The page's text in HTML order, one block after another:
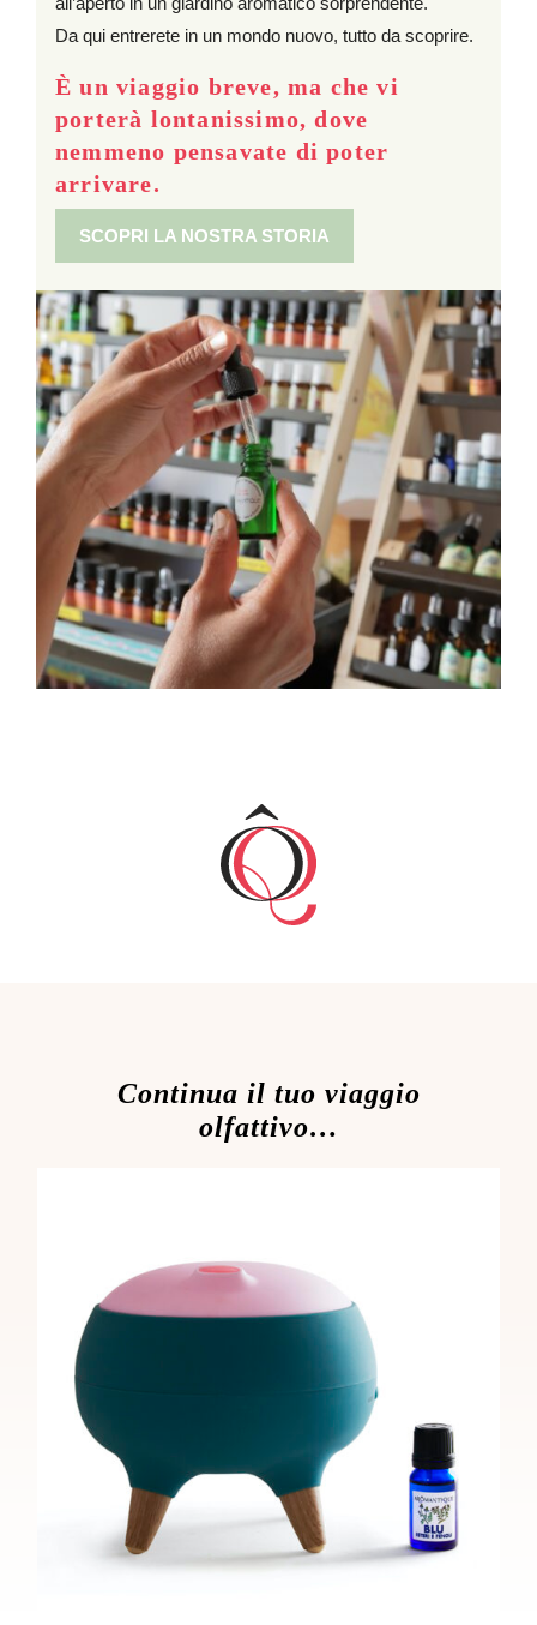
Da qui entrerete in un mondo nuovo, tutto da scoprire.
È un viaggio breve, ma che vi
porterà lontanissimo, dove
nemmeno pensavate di poter
arrivare.
SCOPRI LA NOSTRA STORIA
Continua il tuo viaggio
olfattivo…